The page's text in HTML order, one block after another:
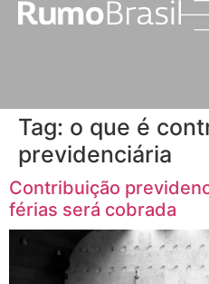
Tag: o que é
previdenciária
Contribuição
férias será cobrada